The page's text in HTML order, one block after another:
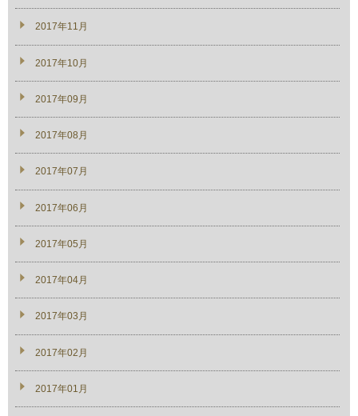
2017年11月
2017年10月
2017年09月
2017年08月
2017年07月
2017年06月
2017年05月
2017年04月
2017年03月
2017年02月
2017年01月